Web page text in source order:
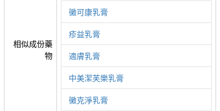
相似成份藥
物
黴可康乳膏
疹益乳膏
適膚乳膏
中美潔芙樂乳膏
黴克淨乳膏